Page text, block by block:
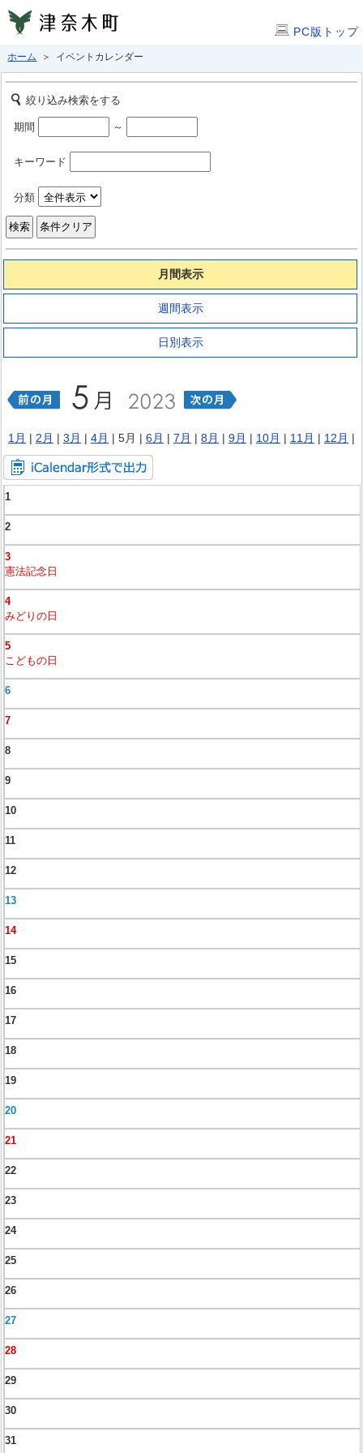
PC版トップ
ホーム ＞ イベントカレンダー
絞り込み検索をする
期間 ～
キーワード
分類
月間表示
週間表示
日別表示
1月 | 2月 | 3月 | 4月 | 5月 | 6月 | 7月 | 8月 | 9月 | 10月 | 11月 | 12月 |
1
2
3
憲法記念日
4
みどりの日
5
こどもの日
6
7
8
9
10
11
12
13
14
15
16
17
18
19
20
21
22
23
24
25
26
27
28
29
30
31